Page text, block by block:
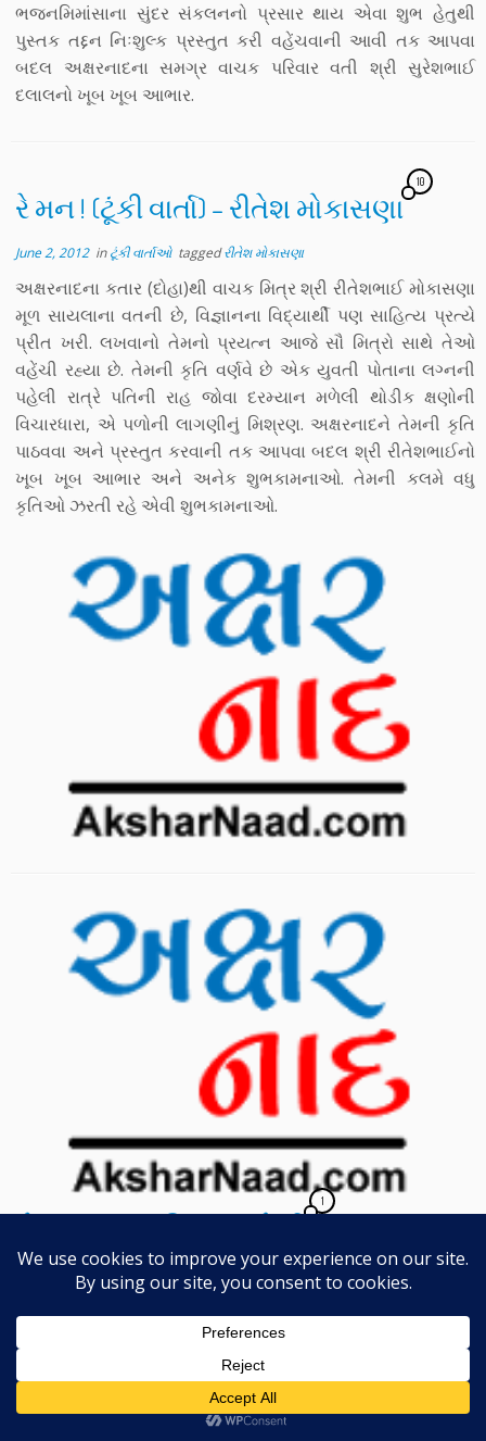
ભજનમિમાંસાના સુંદર સંકલનનો પ્રસાર થાય એવા શુભ હેતુથી
પુસ્તક તદ્દન નિઃશુલ્ક પ્રસ્તુત કરી વહેંચવાની આવી તક આપવા
બદલ અક્ષરનાદના સમગ્ર વાચક પરિવાર વતી શ્રી સુરેશભાઈ
દલાલનો ખૂબ ખૂબ આભાર.
રે મન ! (ટૂંકી વાર્તા) – રીતેશ મોકાસણા
10
June 2, 2012inટૂંકી વાર્તાઓ taggedરીતેશ મોકાસણા
અક્ષરનાદના કતાર (દોહા)થી વાચક મિત્ર શ્રી રીતેશભાઈ મોકાસણા
મૂળ સાયલાના વતની છે, વિજ્ઞાનના વિદ્યાર્થી પણ સાહિત્ય પ્રત્યે
પ્રીત ખરી. લખવાનો તેમનો પ્રયત્ન આજે સૌ મિત્રો સાથે તેઓ
વહેંચી રહ્યા છે. તેમની કૃતિ વર્ણવે છે એક યુવતી પોતાના લગ્નની
પહેલી રાત્રે પતિની રાહ જોવા દરમ્યાન મળેલી થોડીક ક્ષણોની
વિચારધારા, એ પળોની લાગણીનું મિશ્રણ. અક્ષરનાદને તેમની કૃતિ
પાઠવવા અને પ્રસ્તુત કરવાની તક આપવા બદલ શ્રી રીતેશભાઈનો
ખૂબ ખૂબ આભાર અને અનેક શુભકામનાઓ. તેમની કલમે વધુ
કૃતિઓ ઝરતી રહે એવી શુભકામનાઓ.
1
June 1, 2012 કવિતા, ગઝલ તથા સર્વ પદ્ય tagged
આવશ્યકતા નથી. અક્ષરદેહે આ પહેલા પણ તેઓ અક્ષરનાદ પર
ઉપસ્થિત થયેલા છે જ, આજે ફરી એક વાર બે સુંદર અછાંદસ લઈને
તેઓ આપણી સમક્ષ ઉપસ્થિત થયાં છે. પ્રથમ અછાંદસમાં જ્યાં
તેઓ જો – તો ની વાતને એક અનોખા પરિપ્રેક્ષ્યમાં મૂકે છે ત્યાં